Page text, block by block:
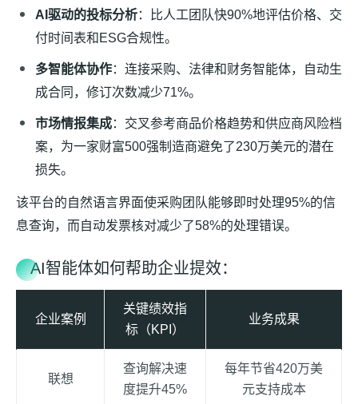
AI驱动的投标分析：比人工团队快90%地评估价格、交
付时间表和ESG合规性。
多智能体协作：连接采购、法律和财务智能体，自动生
成合同，修订次数减少71%。
市场情报集成：交叉参考商品价格趋势和供应商风险档
案，为一家财富500强制造商避免了230万美元的潜在
损失。
该平台的自然语言界面使采购团队能够即时处理95%的信
息查询，而自动发票核对减少了58%的处理错误。
AI智能体如何帮助企业提效：
企业案例
关键绩效指
标（KPI）
业务成果
联想
查询解决速
度提升45%
每年节省420万美
元支持成本